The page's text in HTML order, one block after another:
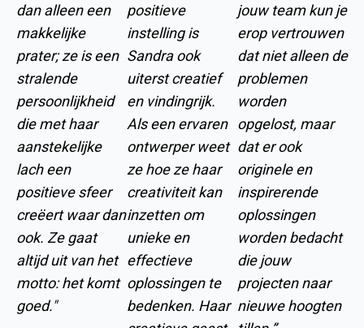
dan alleen een
makkelijke
prater; ze is een
stralende
persoonlijkheid
die met haar
aanstekelijke
lach een
positieve sfeer
creëert waar dan
ook. Ze gaat
altijd uit van het
motto: het komt
goed."
positieve
instelling is
Sandra ook
uiterst creatief
en vindingrijk.
Als een ervaren
ontwerper weet
ze hoe ze haar
creativiteit kan
inzetten om
unieke en
effectieve
oplossingen te
bedenken. Haar
jouw team kun je
erop vertrouwen
dat niet alleen de
problemen
worden
opgelost, maar
dat er ook
originele en
inspirerende
oplossingen
worden bedacht
die jouw
projecten naar
nieuwe hoogten